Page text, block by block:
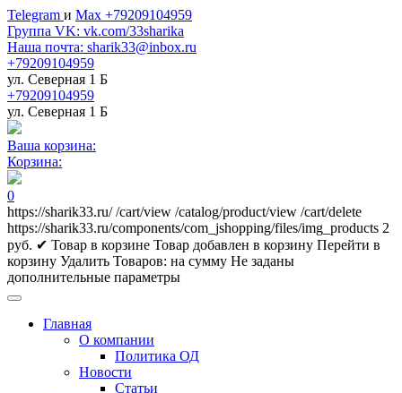
Telegram и Max +79209104959
Группа VK: vk.com/33sharika
Наша почта: sharik33@inbox.ru
+79209104959
ул. Северная 1 Б
+79209104959
ул. Северная 1 Б
Ваша корзина:
Корзина:
0
https://sharik33.ru/ /cart/view /catalog/product/view /cart/delete
https://sharik33.ru/components/com_jshopping/files/img_products 2
руб. ✔ Товар в корзине Товар добавлен в корзину Перейти в
корзину Удалить Товаров: на сумму Не заданы
дополнительные параметры
Главная
О компании
Политика ОД
Новости
Статьи